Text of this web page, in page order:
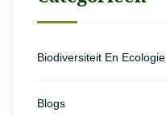
Biodiversiteit En Ecologie
Blogs